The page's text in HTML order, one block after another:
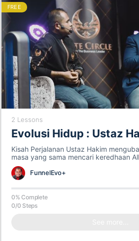
FREE
2 Lessons
Evolusi Hidup : Ustaz
Kisah Perjalanan Ustaz Hakim
masa yang sama mencari keredhaan
FunnelEvo+
0% Complete
0/0 Steps